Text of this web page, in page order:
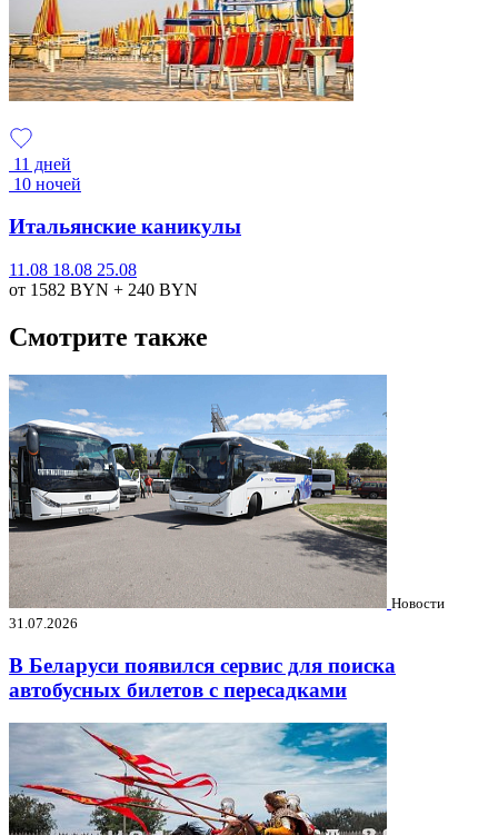
11 дней
10 ночей
Итальянские каникулы
11.08 18.08 25.08
от 1582 BYN + 240 BYN
Смотрите также
Новости
31.07.2026
В Беларуси появился сервис для поиска
автобусных билетов с пересадками